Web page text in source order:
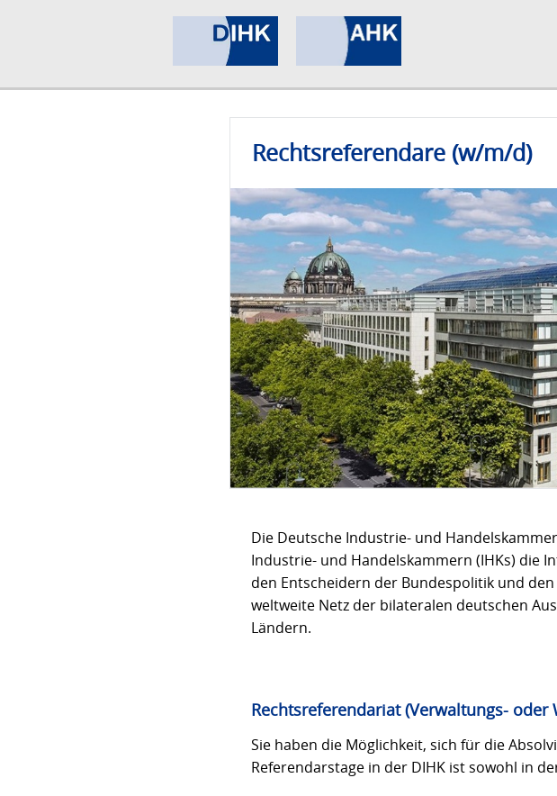
Rechtsreferendare (w/m/d)
Die Deutsche Industrie- und
Industrie- und Handelskammern (IHKs) die
den Entscheidern der Bundespolitik und
weltweite Netz der bilateralen deutschen
Ländern.
Rechtsreferendariat (Verwaltungs- oder
Sie haben die Möglichkeit, sich für die
Referendarstage in der DIHK ist sowohl in